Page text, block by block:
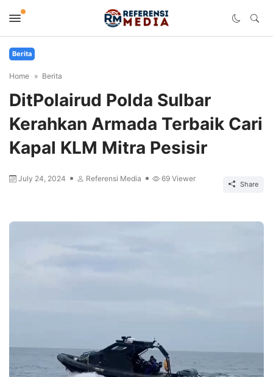
Berita
Home Berita
DitPolairud Polda Sulbar
Kerahkan Armada Terbaik Cari
Kapal KLM Mitra Pesisir
July 24, 2024 Referensi Media 69 Viewer
Share